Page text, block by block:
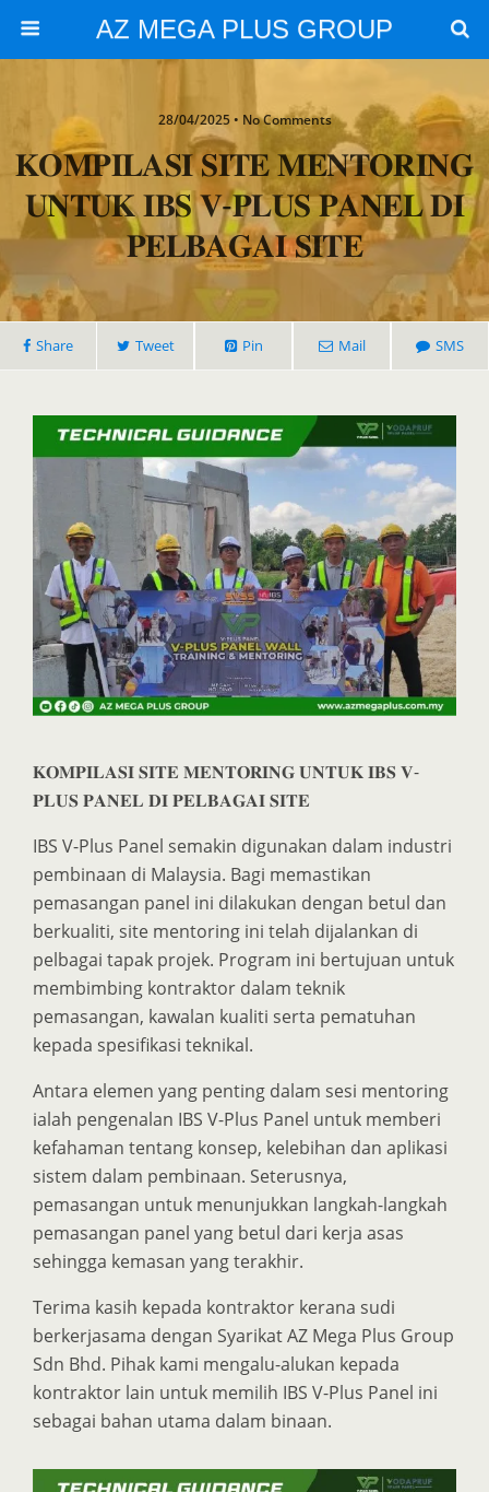
AZ MEGA PLUS GROUP
28/04/2025 • No Comments
𝐊𝐎𝐌𝐏𝐈𝐋𝐀𝐒𝐈 𝐒𝐈𝐓𝐄 𝐌𝐄𝐍𝐓𝐎𝐑𝐈𝐍𝐆
𝐔𝐍𝐓𝐔𝐊 𝐈𝐁𝐒 𝐕-𝐏𝐋𝐔𝐒 𝐏𝐀𝐍𝐄𝐋 𝐃𝐈
𝐏𝐄𝐋𝐁𝐀𝐆𝐀𝐈 𝐒𝐈𝐓𝐄
Share Tweet Pin Mail SMS
𝐊𝐎𝐌𝐏𝐈𝐋𝐀𝐒𝐈 𝐒𝐈𝐓𝐄 𝐌𝐄𝐍𝐓𝐎𝐑𝐈𝐍𝐆 𝐔𝐍𝐓𝐔𝐊 𝐈𝐁𝐒 𝐕-
𝐏𝐋𝐔𝐒 𝐏𝐀𝐍𝐄𝐋 𝐃𝐈 𝐏𝐄𝐋𝐁𝐀𝐆𝐀𝐈 𝐒𝐈𝐓𝐄
IBS V-Plus Panel semakin digunakan dalam industri
pembinaan di Malaysia. Bagi memastikan
pemasangan panel ini dilakukan dengan betul dan
berkualiti, site mentoring ini telah dijalankan di
pelbagai tapak projek. Program ini bertujuan untuk
membimbing kontraktor dalam teknik
pemasangan, kawalan kualiti serta pematuhan
kepada spesifikasi teknikal.
Antara elemen yang penting dalam sesi mentoring
ialah pengenalan IBS V-Plus Panel untuk memberi
kefahaman tentang konsep, kelebihan dan aplikasi
sistem dalam pembinaan. Seterusnya,
pemasangan untuk menunjukkan langkah-langkah
pemasangan panel yang betul dari kerja asas
sehingga kemasan yang terakhir.
Terima kasih kepada kontraktor kerana sudi
berkerjasama dengan Syarikat AZ Mega Plus Group
Sdn Bhd. Pihak kami mengalu-alukan kepada
kontraktor lain untuk memilih IBS V-Plus Panel ini
sebagai bahan utama dalam binaan.